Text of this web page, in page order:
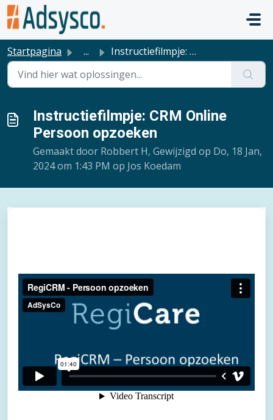
Doorgaan naar hoofdinhoud
Startpagina ... Instructiefilmpje: CRM Online Persoon opzoeken
Instructiefilmpje: CRM Online
Persoon opzoeken
Gemaakt door Robbert H, Gewijzigd op Do, 18 Jan,
2024 om 1:43 PM op Jos Koedam